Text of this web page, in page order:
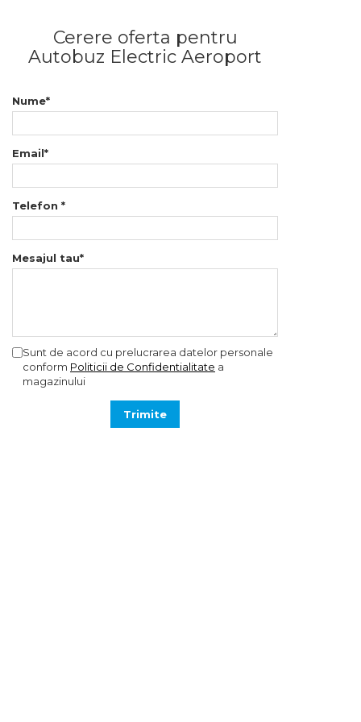
Cerere oferta pentru
Autobuz Electric Aeroport
Nume*
Email*
Telefon *
Mesajul tau*
Sunt de acord cu prelucrarea datelor personale
conform Politicii de Confidentialitate a
magazinului
Trimite